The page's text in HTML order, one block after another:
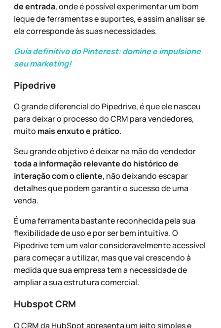
de entrada, onde é possível experimentar um bom
leque de ferramentas e suportes, e assim analisar se
ela corresponde às suas necessidades.
Guia definitivo do Pinterest: domine e impulsione
seu marketing!
Pipedrive
O grande diferencial do Pipedrive, é que ele nasceu
para deixar o processo do CRM para vendedores,
muito mais enxuto e prático.
Seu grande objetivo é deixar na mão do vendedor
toda a informação relevante do histórico de
interação com o cliente, não deixando escapar
detalhes que podem garantir o sucesso de uma
venda.
É uma ferramenta bastante reconhecida pela sua
flexibilidade de uso e por ser bem intuitiva. O
Pipedrive tem um valor consideravelmente acessível
para começar a utilizar, mas que vai crescendo à
medida que sua empresa tem a necessidade de
ampliar a sua estrutura comercial.
Hubspot CRM
O CRM da HubSpot apresenta um jeito simples e